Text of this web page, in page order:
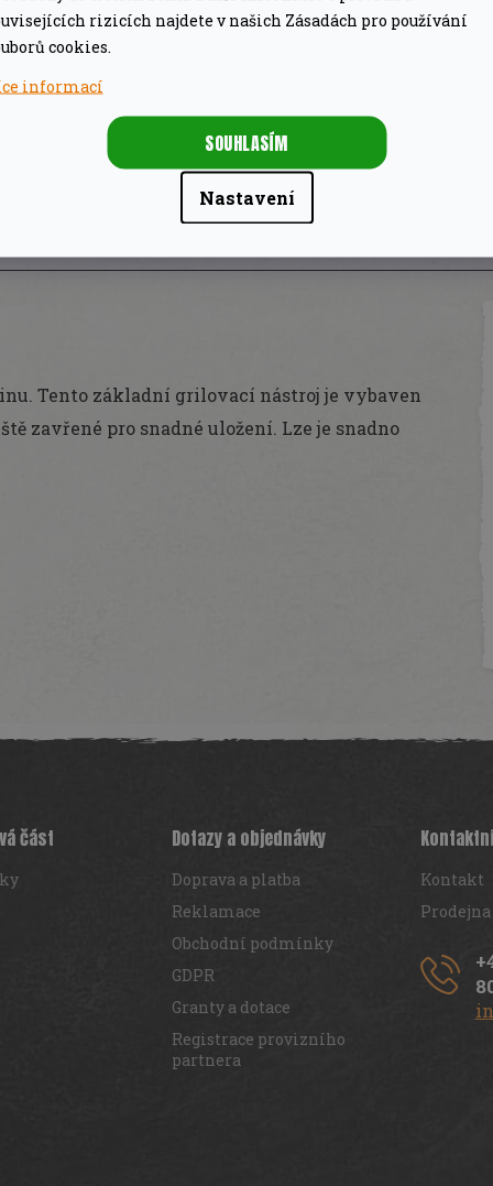
rizicích najdete v našich Zásadách pro používání
cookies.
informací
Nastavení
SOUHLASÍM
gril na dřevěné uhlí v
designu kotlového
Tento základní grilovací nástroj je vybaven
zavřené pro snadné uložení. Lze je snadno
část Dotazy a objednávky
Doprava a platba
Reklamace
Obchodní podmínky
GDPR
Granty a dotace
Registrace provizního
partnera
Kontakt